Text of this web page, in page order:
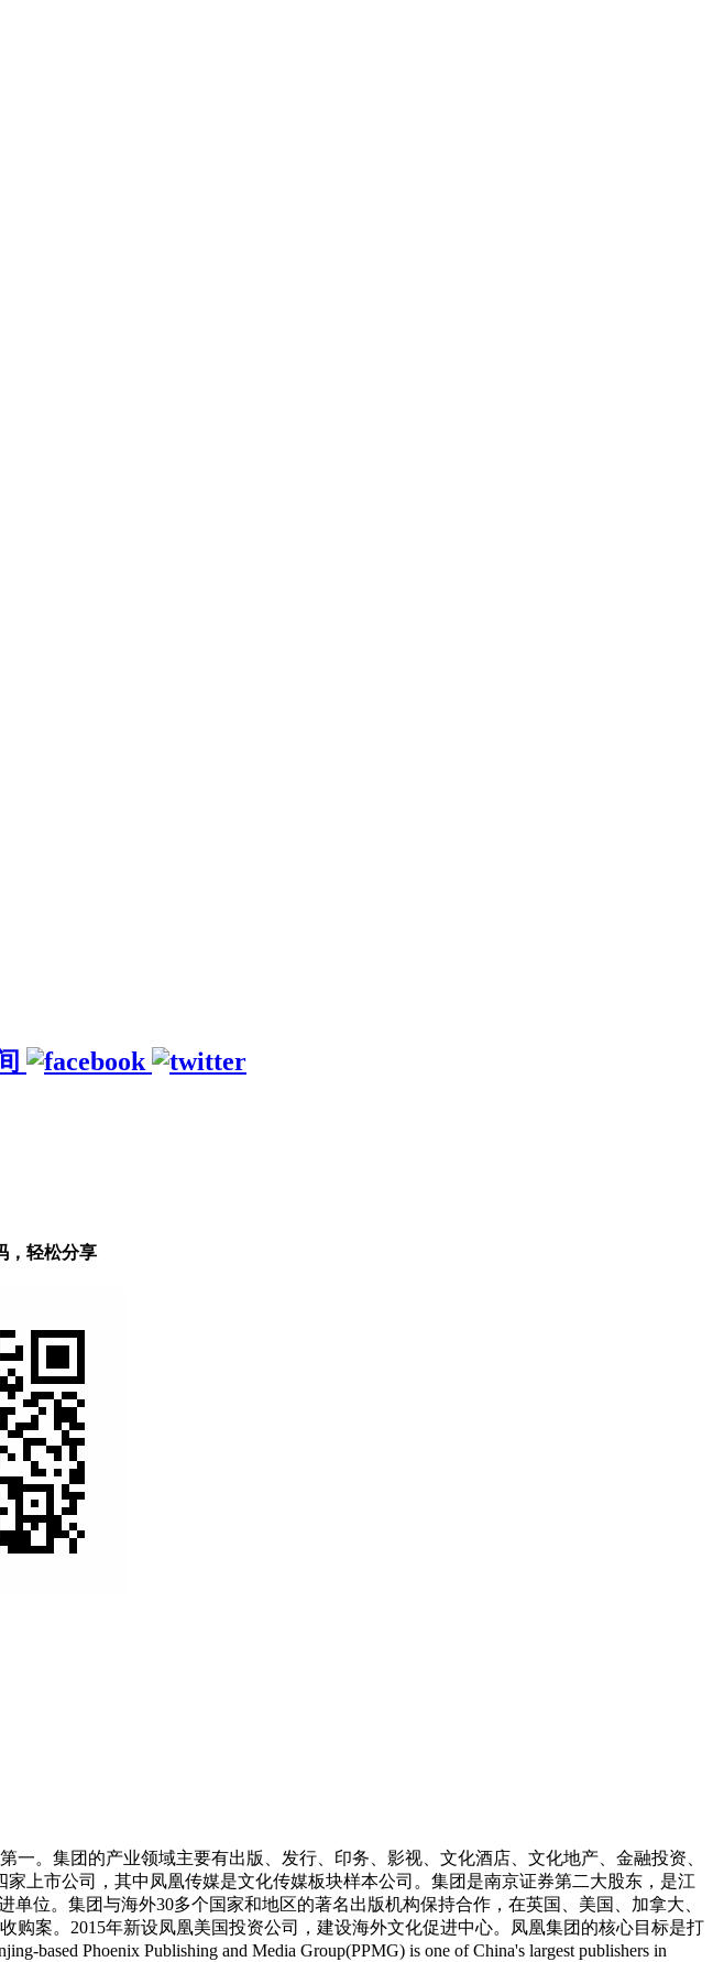
，轻松分享
。集团的产业领域主要有出版、发行、印务、影视、文化酒店、文化地产、金融投资、
上市公司，其中凤凰传媒是文化传媒板块样本公司。集团是南京证券第二大股东，是江
位。集团与海外30多个国家和地区的著名出版机构保持合作，在英国、美国、加拿大、
案。2015年新设凤凰美国投资公司，建设海外文化促进中心。凤凰集团的核心目标是打
Phoenix Publishing and Media Group(PPMG) is one of China's largest publishers in